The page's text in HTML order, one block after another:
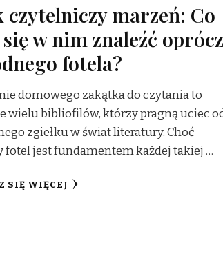
czytelniczy marzeń: Co
w nim znaleźć oprócz
fotela?
domowego zakątka do czytania to
wielu bibliofilów, którzy pragną uciec
zgiełku w świat literatury. Choć
fotel jest fundamentem każdej takiej …
SIĘ WIĘCEJ